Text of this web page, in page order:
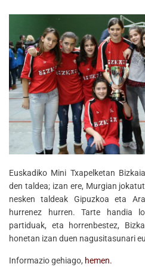
Euskadiko Mini Txapelketan
den taldea; izan ere, Murgian
nesken taldeak Gipuzkoa eta
hurrenez hurren. Tarte handia
partiduak, eta horrenbestez,
honetan izan duen nagusitasunari
Informazio gehiago, hemen.